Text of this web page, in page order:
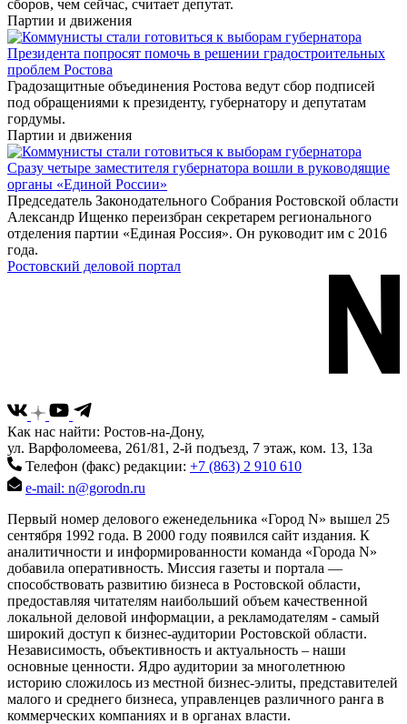
сборов, чем сейчас, считает депутат.
Партии и движения
Президента попросят помочь в решении градостроительных
проблем Ростова
Градозащитные объединения Ростова ведут сбор подписей
под обращениями к президенту, губернатору и депутатам
гордумы.
Партии и движения
Сразу четыре заместителя губернатора вошли в руководящие
органы «Единой России»
Председатель Законодательного Собрания Ростовской области
Александр Ищенко переизбран секретарем регионального
отделения партии «Единая Россия». Он руководит им с 2016
года.
Ростовский деловой портал
Как нас найти: Ростов-на-Дону,
ул. Варфоломеева, 261/81, 2-й подъезд, 7 этаж, ком. 13, 13а
Телефон (факс) редакции: +7 (863) 2 910 610
e-mail: n@gorodn.ru
Первый номер делового еженедельника «Город N» вышел 25
сентября 1992 года. В 2000 году появился сайт издания. К
аналитичности и информированности команда «Города N»
добавила оперативность. Миссия газеты и портала —
способствовать развитию бизнеса в Ростовской области,
предоставляя читателям наибольший объем качественной
локальной деловой информации, а рекламодателям - самый
широкий доступ к бизнес-аудитории Ростовской области.
Независимость, объективность и актуальность – наши
основные ценности. Ядро аудитории за многолетнюю
историю сложилось из местной бизнес-элиты, представителей
малого и среднего бизнеса, управленцев различного ранга в
коммерческих компаниях и в органах власти.